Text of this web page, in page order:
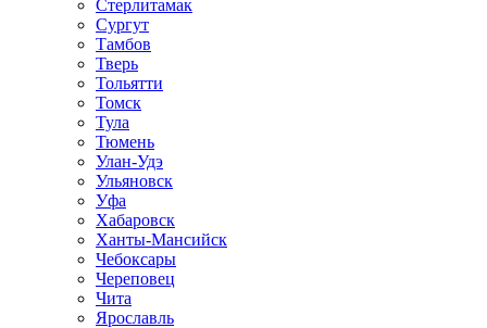
Стерлитамак
Сургут
Тамбов
Тверь
Тольятти
Томск
Тула
Тюмень
Улан-Удэ
Ульяновск
Уфа
Хабаровск
Ханты-Мансийск
Чебоксары
Череповец
Чита
Ярославль